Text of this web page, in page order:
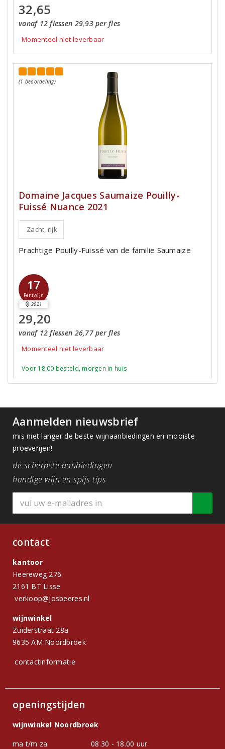
32,65
vanaf 12 flessen 29,93 per fles
Momenteel niet leverbaar
(1 beoordeling)
Domaine Jacques Saumaize Pouilly-
Fuissé Nuance 2021
Zacht, rijk
Prachtige Pouilly-Fuissé van de familie Saumaize
17
Perswijn
2021
29,20
vanaf 12 flessen 26,77 per fles
Momenteel niet leverbaar
Voor 18:00 besteld, morgen in huis
Aanmelden nieuwsbrief
mis niet langer de beste wijnaanbiedingen en mooiste
proeverijen!
de scherpste aanbiedingen
handige wijn en spijs tips
contact
kantoor
Heereweg 276
2161 BT Lisse
verkoop@josbeeres.nl
wijnwinkel
Zuiderstraat 28a
9635 AM Noordbroek
contactinformatie
openingstijden
wijnwinkel Noordbroek
ma t/m za:
08.30 - 18.00 uur